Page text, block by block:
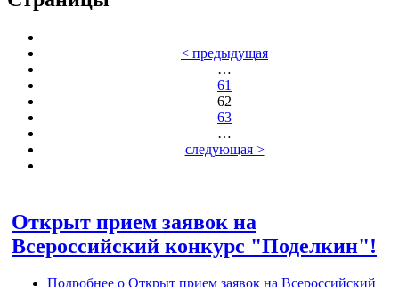
< предыдущая
…
61
62
63
…
следующая >
Открыт прием заявок на
Всероссийский конкурс "Поделкин"!
Подробнее о Открыт прием заявок на Всероссийский